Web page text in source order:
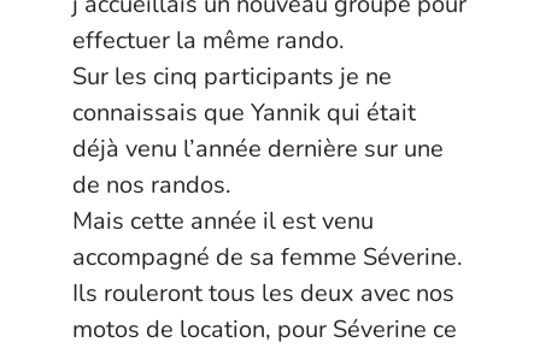
effectuer la même rando.
Sur les cinq participants je ne
connaissais que Yannik qui était
déjà venu l’année dernière sur une
de nos randos.
Mais cette année il est venu
accompagné de sa femme Séverine.
Ils rouleront tous les deux avec nos
motos de location, pour Séverine ce